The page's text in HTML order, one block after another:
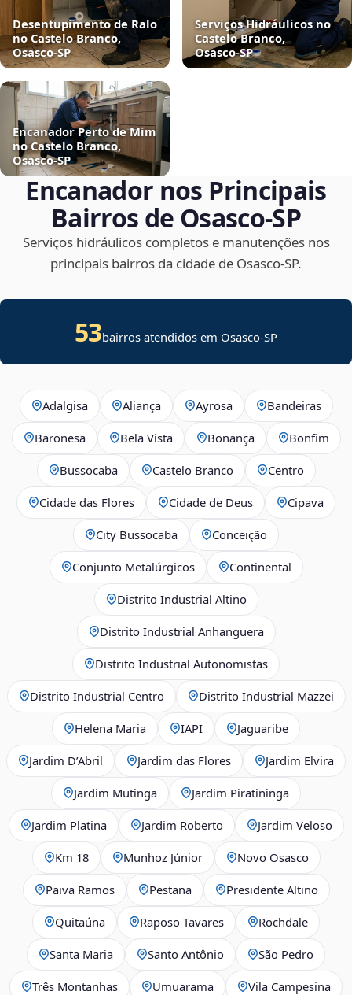
Desentupimento de Ralo
no Castelo Branco,
Osasco‑SP
Serviços Hidráulicos no
Castelo Branco,
Osasco‑SP
Encanador Perto de Mim
no Castelo Branco,
Osasco‑SP
Encanador nos Principais
Bairros de Osasco‑SP
Serviços hidráulicos completos e manutenções nos
principais bairros da cidade de Osasco‑SP.
53bairros atendidos em Osasco-SP
Adalgisa Aliança Ayrosa Bandeiras
Baronesa Bela Vista Bonança Bonfim
Bussocaba Castelo Branco Centro
Cidade das Flores Cidade de Deus Cipava
City Bussocaba Conceição
Conjunto Metalúrgicos Continental
Distrito Industrial Altino
Distrito Industrial Anhanguera
Distrito Industrial Autonomistas
Distrito Industrial Centro Distrito Industrial Mazzei
Helena Maria IAPI Jaguaribe
Jardim D’Abril Jardim das Flores Jardim Elvira
Jardim Mutinga Jardim Piratininga
Jardim Platina Jardim Roberto Jardim Veloso
Km 18 Munhoz Júnior Novo Osasco
Paiva Ramos Pestana Presidente Altino
Quitaúna Raposo Tavares Rochdale
Santa Maria Santo Antônio São Pedro
Três Montanhas Umuarama Vila Campesina